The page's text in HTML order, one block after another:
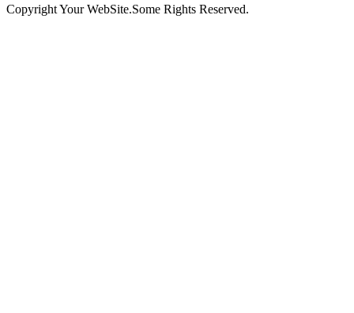
Copyright Your WebSite.Some Rights Reserved.